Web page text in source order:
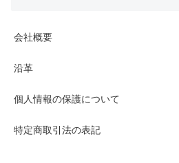
会社概要
沿革
個人情報の保護について
特定商取引法の表記